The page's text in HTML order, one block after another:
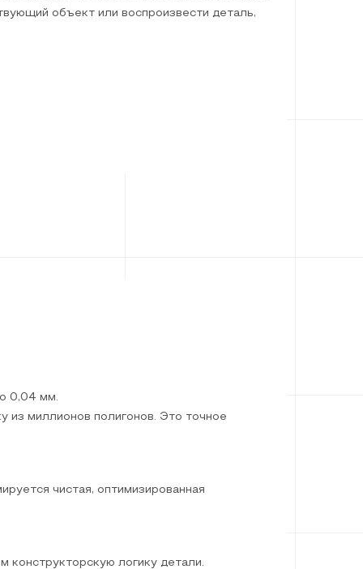
объект или воспроизвести деталь,
0,04 мм.
из миллионов полигонов. Это точное
чистая, оптимизированная
конструкторскую логику детали.